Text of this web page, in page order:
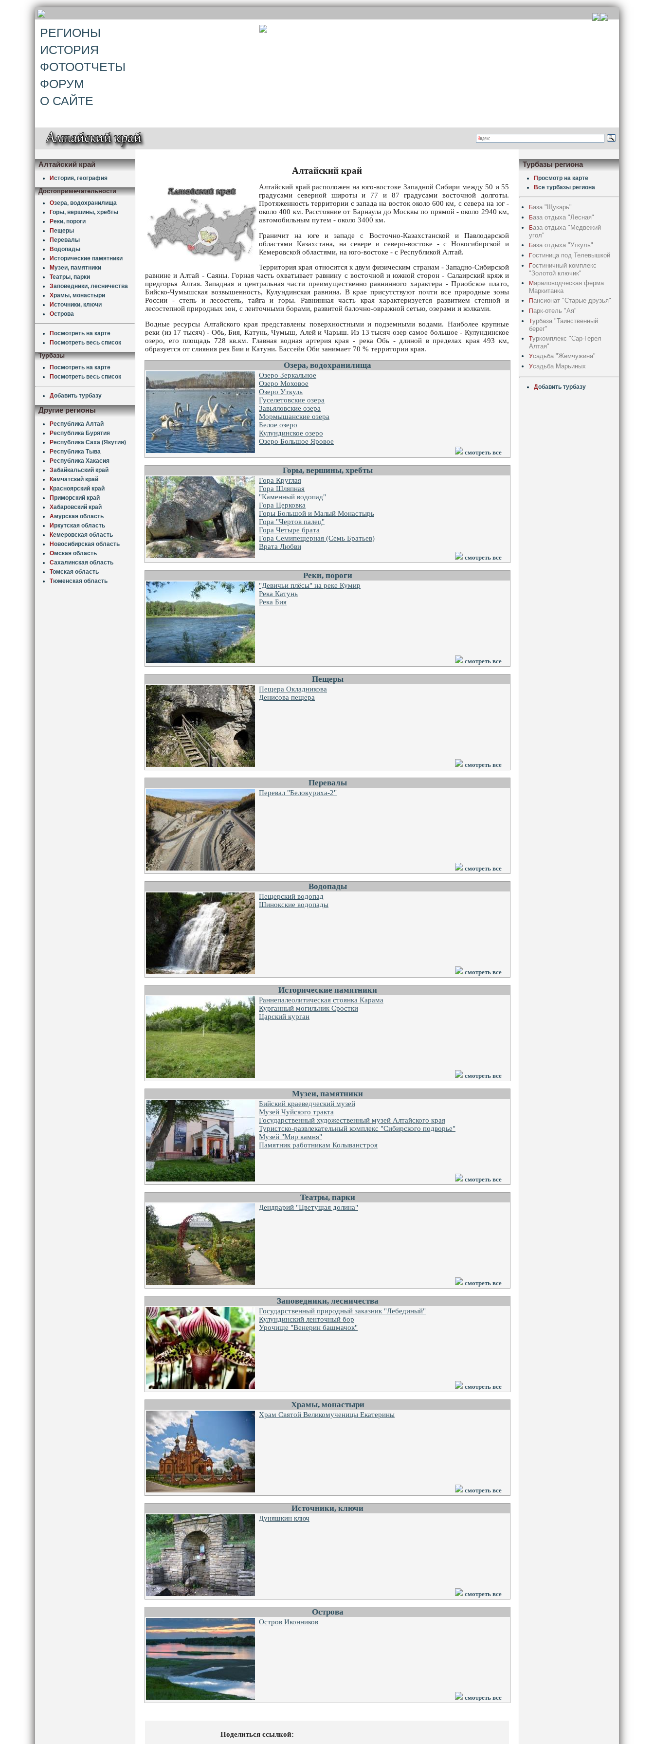
РЕГИОНЫ
ИСТОРИЯ
ФОТООТЧЕТЫ
ФОРУМ
О САЙТЕ
Алтайский край
История, география
Достопримечательности
Озера, водохранилища
Горы, вершины, хребты
Реки, пороги
Пещеры
Перевалы
Водопады
Исторические памятники
Музеи, памятники
Театры, парки
Заповедники, лесничества
Храмы, монастыри
Источники, ключи
Острова
Посмотреть на карте
Посмотреть весь список
Турбазы
Посмотреть на карте
Посмотреть весь список
Добавить турбазу
Другие регионы
Республика Алтай
Республика Бурятия
Республика Саха (Якутия)
Республика Тыва
Республика Хакасия
Забайкальский край
Камчатский край
Красноярский край
Приморский край
Хабаровский край
Амурская область
Иркутская область
Кемеровская область
Новосибирская область
Омская область
Сахалинская область
Томская область
Тюменская область
Алтайский край
Алтайский край расположен на юго-востоке Западной Сибири между 50 и 55
градусами северной широты и 77 и 87 градусами восточной долготы.
Протяженность территории с запада на восток около 600 км, с севера на юг -
около 400 км. Расстояние от Барнаула до Москвы по прямой - около 2940 км,
автомобильным путем - около 3400 км.
Граничит на юге и западе с Восточно-Казахстанской и Павлодарской
областями Казахстана, на севере и северо-востоке - с Новосибирской и
Кемеровской областями, на юго-востоке - с Республикой Алтай.
Территория края относится к двум физическим странам - Западно-Сибирской
равнине и Алтай - Саяны. Горная часть охватывает равнину с восточной и южной сторон - Салаирский кряж и
предгорья Алтая. Западная и центральная части преимущественно равнинного характера - Приобское плато,
Бийско-Чумышская возвышенность, Кулундинская равнина. В крае присутствуют почти все природные зоны
России - степь и лесостепь, тайга и горы. Равнинная часть края характеризуется развитием степной и
лесостепной природных зон, с ленточными борами, развитой балочно-овражной сетью, озерами и колками.
Водные ресурсы Алтайского края представлены поверхностными и подземными водами. Наиболее крупные
реки (из 17 тысяч) - Обь, Бия, Катунь, Чумыш, Алей и Чарыш. Из 13 тысяч озер самое большое - Кулундинское
озеро, его площадь 728 кв.км. Главная водная артерия края - река Обь - длиной в пределах края 493 км,
образуется от слияния рек Бии и Катуни. Бассейн Оби занимает 70 % территории края.
Озера, водохранилища
Озеро Зеркальное
Озеро Моховое
Озеро Уткуль
Гуселетовские озера
Завьяловские озера
Мормышанские озера
Белое озеро
Кулундинское озеро
Озеро Большое Яровое
смотреть все
Горы, вершины, хребты
Гора Круглая
Гора Шляпная
"Каменный водопад"
Гора Церковка
Горы Большой и Малый Монастырь
Гора "Чертов палец"
Гора Четыре брата
Гора Семипещерная (Семь Братьев)
Врата Любви
смотреть все
Реки, пороги
"Девичьи плёсы" на реке Кумир
Река Катунь
Река Бия
смотреть все
Пещеры
Пещера Окладникова
Денисова пещера
смотреть все
Перевалы
Перевал "Белокуриха-2"
смотреть все
Водопады
Пещерский водопад
Шинокские водопады
смотреть все
Исторические памятники
Раннепалеолитическая стоянка Карама
Курганный могильник Сростки
Царский курган
смотреть все
Музеи, памятники
Бийский краеведческий музей
Музей Чуйского тракта
Государственный художественный музей Алтайского края
Туристско-развлекательный комплекс "Сибирского подворье"
Музей "Мир камня"
Памятник работникам Колыванстроя
смотреть все
Театры, парки
Дендрарий "Цветущая долина"
смотреть все
Заповедники, лесничества
Государственный природный заказник "Лебединый"
Кулундинский ленточный бор
Урочище "Венерин башмачок"
смотреть все
Храмы, монастыри
Храм Святой Великомученицы Екатерины
смотреть все
Источники, ключи
Дуняшкин ключ
смотреть все
Острова
Остров Иконников
смотреть все
Поделиться ссылкой:
Турбазы региона
Просмотр на карте
Все турбазы региона
База "Щукарь"
База отдыха "Лесная"
База отдыха "Медвежий
угол"
База отдыха "Уткуль"
Гостиница под Телевышкой
Гостиничный комплекс
"Золотой ключик"
Мараловодческая ферма
Маркитанка
Пансионат "Старые друзья"
Парк-отель "Ая"
Турбаза "Таинственный
берег"
Туркомплекс "Сар-Герел
Алтая"
Усадьба "Жемчужина"
Усадьба Марьиных
Добавить турбазу